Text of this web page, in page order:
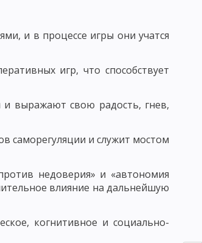
ПРОБЛЕМНОЕ ОБУЧЕНИЕ
СОТРУДНИЧЕСТВА
и в процессе игры они учатся
игр, что способствует
выражают свою радость, гнев,
саморегуляции и служит мостом
недоверия» и «автономия
влияние на дальнейшую
когнитивное и социально-